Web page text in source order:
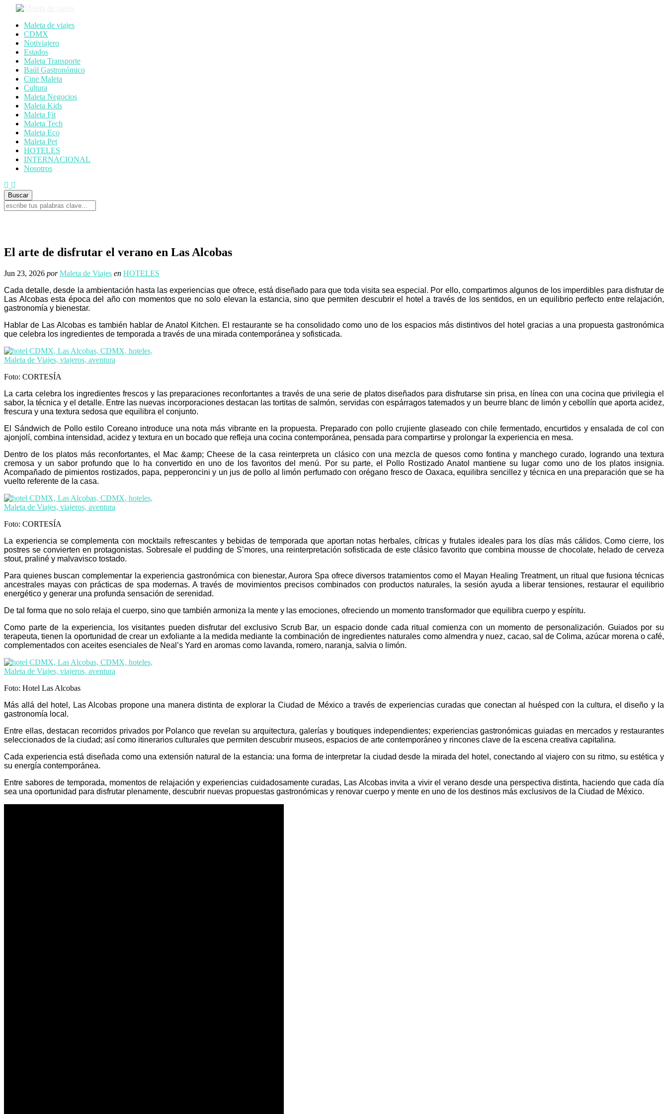
Maleta de viajes
CDMX
Notiviajero
Estados
Maleta Transporte
Baúl Gastronómico
Cine Maleta
Cultura
Maleta Negocios
Maleta Kids
Maleta Fit
Maleta Tech
Maleta Eco
Maleta Pet
HOTELES
INTERNACIONAL
Nosotros
El arte de disfrutar el verano en Las Alcobas
Jun 23, 2026 por Maleta de Viajes en HOTELES
Cada detalle, desde la ambientación hasta las experiencias que ofrece, está diseñado para que toda visita sea especial. Por ello, compartimos algunos de los imperdibles para disfrutar de
Las Alcobas esta época del año con momentos que no solo elevan la estancia, sino que permiten descubrir el hotel a través de los sentidos, en un equilibrio perfecto entre relajación,
gastronomía y bienestar.
Hablar de Las Alcobas es también hablar de Anatol Kitchen. El restaurante se ha consolidado como uno de los espacios más distintivos del hotel gracias a una propuesta gastronómica
que celebra los ingredientes de temporada a través de una mirada contemporánea y sofisticada.
Foto: CORTESÍA
La carta celebra los ingredientes frescos y las preparaciones reconfortantes a través de una serie de platos diseñados para disfrutarse sin prisa, en línea con una cocina que privilegia el
sabor, la técnica y el detalle. Entre las nuevas incorporaciones destacan las tortitas de salmón, servidas con espárragos tatemados y un beurre blanc de limón y cebollín que aporta acidez,
frescura y una textura sedosa que equilibra el conjunto.
El Sándwich de Pollo estilo Coreano introduce una nota más vibrante en la propuesta. Preparado con pollo crujiente glaseado con chile fermentado, encurtidos y ensalada de col con
ajonjolí, combina intensidad, acidez y textura en un bocado que refleja una cocina contemporánea, pensada para compartirse y prolongar la experiencia en mesa.
Dentro de los platos más reconfortantes, el Mac &amp; Cheese de la casa reinterpreta un clásico con una mezcla de quesos como fontina y manchego curado, logrando una textura
cremosa y un sabor profundo que lo ha convertido en uno de los favoritos del menú. Por su parte, el Pollo Rostizado Anatol mantiene su lugar como uno de los platos insignia.
Acompañado de pimientos rostizados, papa, pepperoncini y un jus de pollo al limón perfumado con orégano fresco de Oaxaca, equilibra sencillez y técnica en una preparación que se ha
vuelto referente de la casa.
Foto: CORTESÍA
La experiencia se complementa con mocktails refrescantes y bebidas de temporada que aportan notas herbales, cítricas y frutales ideales para los días más cálidos. Como cierre, los
postres se convierten en protagonistas. Sobresale el pudding de S’mores, una reinterpretación sofisticada de este clásico favorito que combina mousse de chocolate, helado de cerveza
stout, praliné y malvavisco tostado.
Para quienes buscan complementar la experiencia gastronómica con bienestar, Aurora Spa ofrece diversos tratamientos como el Mayan Healing Treatment, un ritual que fusiona técnicas
ancestrales mayas con prácticas de spa modernas. A través de movimientos precisos combinados con productos naturales, la sesión ayuda a liberar tensiones, restaurar el equilibrio
energético y generar una profunda sensación de serenidad.
De tal forma que no solo relaja el cuerpo, sino que también armoniza la mente y las emociones, ofreciendo un momento transformador que equilibra cuerpo y espíritu.
Como parte de la experiencia, los visitantes pueden disfrutar del exclusivo Scrub Bar, un espacio donde cada ritual comienza con un momento de personalización. Guiados por su
terapeuta, tienen la oportunidad de crear un exfoliante a la medida mediante la combinación de ingredientes naturales como almendra y nuez, cacao, sal de Colima, azúcar morena o café,
complementados con aceites esenciales de Neal’s Yard en aromas como lavanda, romero, naranja, salvia o limón.
Foto: Hotel Las Alcobas
Más allá del hotel, Las Alcobas propone una manera distinta de explorar la Ciudad de México a través de experiencias curadas que conectan al huésped con la cultura, el diseño y la
gastronomía local.
Entre ellas, destacan recorridos privados por Polanco que revelan su arquitectura, galerías y boutiques independientes; experiencias gastronómicas guiadas en mercados y restaurantes
seleccionados de la ciudad; así como itinerarios culturales que permiten descubrir museos, espacios de arte contemporáneo y rincones clave de la escena creativa capitalina.
Cada experiencia está diseñada como una extensión natural de la estancia: una forma de interpretar la ciudad desde la mirada del hotel, conectando al viajero con su ritmo, su estética y
su energía contemporánea.
Entre sabores de temporada, momentos de relajación y experiencias cuidadosamente curadas, Las Alcobas invita a vivir el verano desde una perspectiva distinta, haciendo que cada día
sea una oportunidad para disfrutar plenamente, descubrir nuevas propuestas gastronómicas y renovar cuerpo y mente en uno de los destinos más exclusivos de la Ciudad de México.